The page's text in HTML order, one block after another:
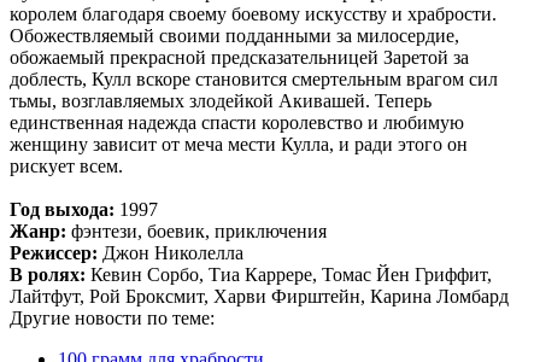
королем благодаря своему боевому искусству и храбрости.
Обожествляемый своими подданными за милосердие,
обожаемый прекрасной предсказательницей Заретой за
доблесть, Кулл вскоре становится смертельным врагом сил
тьмы, возглавляемых злодейкой Акивашей. Теперь
единственная надежда спасти королевство и любимую
женщину зависит от меча мести Кулла, и ради этого он
рискует всем.
Год выхода: 1997
Жанр: фэнтези, боевик, приключения
Режиссер: Джон Николелла
В ролях: Кевин Сорбо, Тиа Каррере, Томас Йен Гриффит,
Лайтфут, Рой Броксмит, Харви Фирштейн, Карина Ломбард
Другие новости по теме: